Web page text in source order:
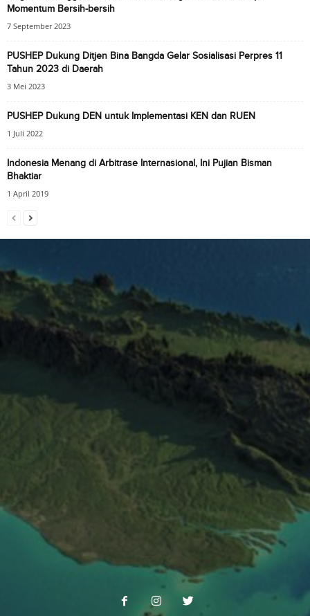
Momentum Bersih-bersih
7 September 2023
PUSHEP Dukung Ditjen Bina Bangda Gelar Sosialisasi Perpres 11
Tahun 2023 di Daerah
3 Mei 2023
PUSHEP Dukung DEN untuk Implementasi KEN dan RUEN
1 Juli 2022
Indonesia Menang di Arbitrase Internasional, Ini Pujian Bisman
Bhaktiar
1 April 2019